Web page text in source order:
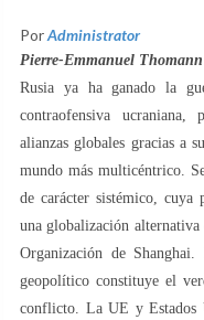
PorAdministrator
Pierre-Emmanuel Thomann
Rusia ya ha ganado la
contraofensiva ucraniana,
alianzas globales gracias a
mundo más multicéntrico.
de carácter sistémico, cuya
una globalización
Organización de
geopolítico constituye el
conflicto. La UE y Estados